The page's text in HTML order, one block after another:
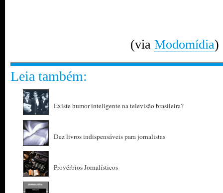
(via Modomídia)
Leia também:
Existe humor inteligente na televisão brasileira?
Dez livros indispensáveis para jornalistas
Provérbios Jornalísticos